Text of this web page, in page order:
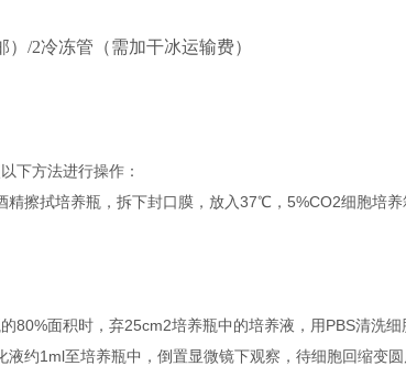
/2冷冻管（需加干冰运输费）
下方法进行操作：
精擦拭培养瓶，拆下封口膜，放入37℃，5%CO2细胞培
80%面积时，弃25cm2培养瓶中的培养液，用PBS清洗细
液约1ml至培养瓶中，倒置显微镜下观察，待细胞回缩变